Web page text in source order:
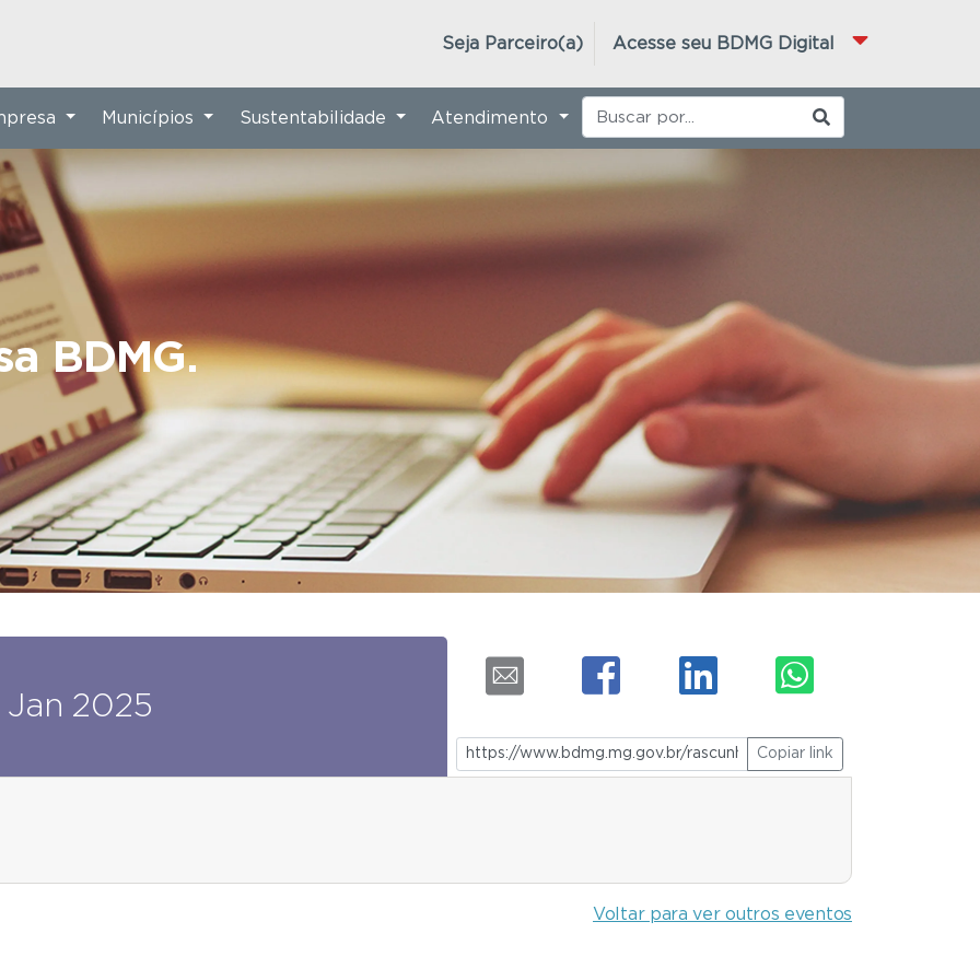
Acesse seu BDMG Digital
Seja Parceiro(a)
BDMG.
Municípios Sustentabilidade Atendimento
Jan 2025
Copiar link
Voltar para ver outros eventos